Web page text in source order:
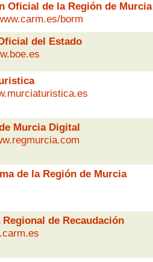
Oficial de la Región de Murcia
borm
del Estado
Murcia Digital
de la Región de Murcia
Regional de Recaudación